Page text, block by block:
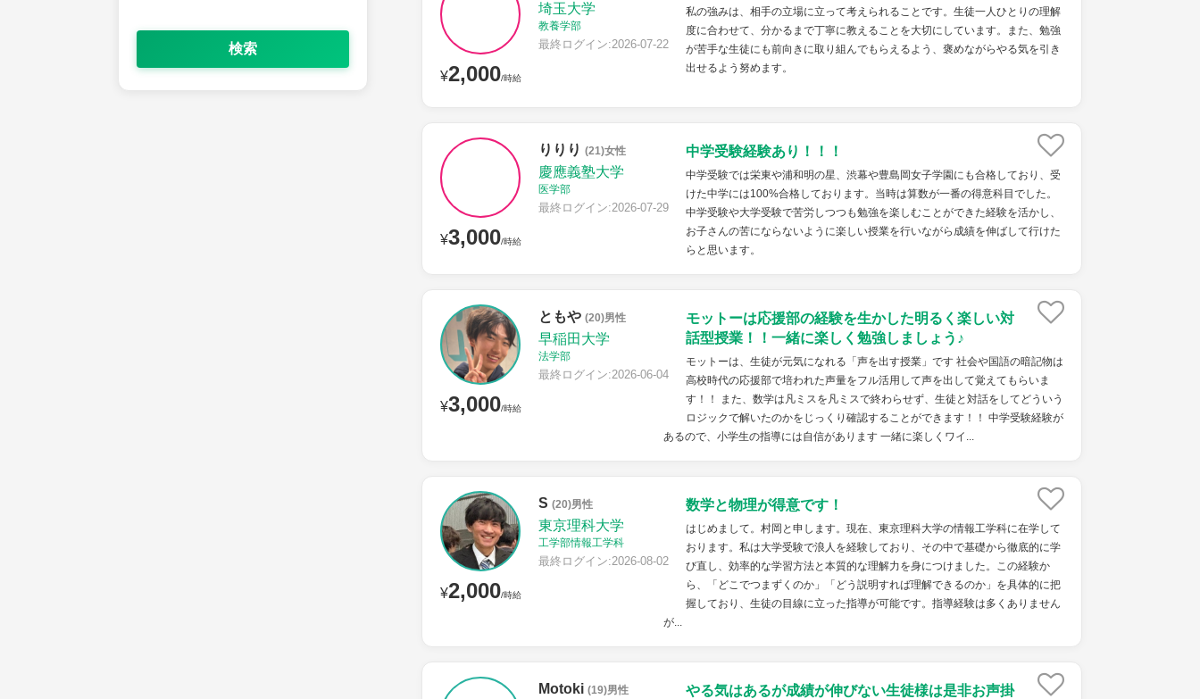
検索
¥2,000/時給
埼玉大学
教養学部
最終ログイン:2026-07-22
私の強みは、相手の立場に立って考えられることです。生徒一人ひとりの理解
度に合わせて、分かるまで丁寧に教えることを大切にしています。また、勉強
が苦手な生徒にも前向きに取り組んでもらえるよう、褒めながらやる気を引き
出せるよう努めます。
¥3,000/時給
りりり (21)女性
慶應義塾大学
医学部
最終ログイン:2026-07-29
中学受験経験あり！！！
中学受験では栄東や浦和明の星、渋幕や豊島岡女子学園にも合格しており、受
けた中学には100%合格しております。当時は算数が一番の得意科目でした。
中学受験や大学受験で苦労しつつも勉強を楽しむことができた経験を活かし、
お子さんの苦にならないように楽しい授業を行いながら成績を伸ばして行けた
らと思います。
¥3,000/時給
ともや (20)男性
早稲田大学
法学部
最終ログイン:2026-06-04
モットーは応援部の経験を生かした明るく楽しい対
話型授業！！一緒に楽しく勉強しましょう♪
モットーは、生徒が元気になれる「声を出す授業」です 社会や国語の暗記物は
高校時代の応援部で培われた声量をフル活用して声を出して覚えてもらいま
す！！ また、数学は凡ミスを凡ミスで終わらせず、生徒と対話をしてどういう
ロジックで解いたのかをじっくり確認することができます！！ 中学受験経験が
あるので、小学生の指導には自信があります 一緒に楽しくワイ...
¥2,000/時給
S (20)男性
東京理科大学
工学部情報工学科
最終ログイン:2026-08-02
数学と物理が得意です！
はじめまして。村岡と申します。現在、東京理科大学の情報工学科に在学して
おります。私は大学受験で浪人を経験しており、その中で基礎から徹底的に学
び直し、効率的な学習方法と本質的な理解力を身につけました。この経験か
ら、「どこでつまずくのか」「どう説明すれば理解できるのか」を具体的に把
握しており、生徒の目線に立った指導が可能です。指導経験は多くありません
が...
Motoki (19)男性
やる気はあるが成績が伸びない生徒様は是非お声掛